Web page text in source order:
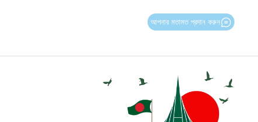
আপনার মতামত প্রদান করুন